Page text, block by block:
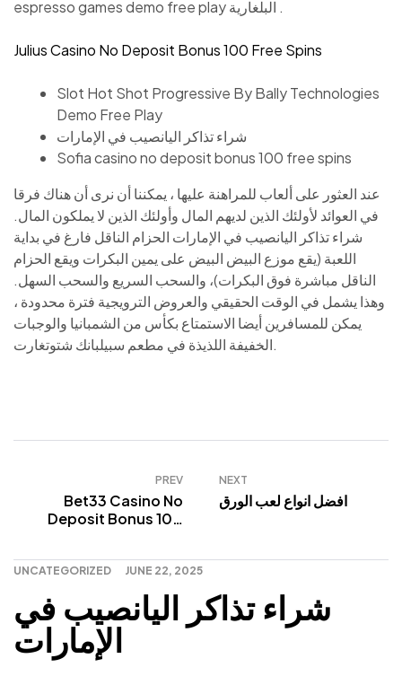
espresso games demo free play البلغارية .
Julius Casino No Deposit Bonus 100 Free Spins
Slot Hot Shot Progressive By Bally Technologies
Demo Free Play
شراء تذاكر اليانصيب في الإمارات
Sofia casino no deposit bonus 100 free spins
عند العثور على ألعاب للمراهنة عليها ، يمكننا أن نرى أن هناك فرقا
في العوائد لأولئك الذين لديهم المال وأولئك الذين لا يملكون المال.
شراء تذاكر اليانصيب في الإمارات الحزام الناقل فارغ في بداية
اللعبة (يقع موزع البيض البيض على يمين البكرات ويقع الحزام
الناقل مباشرة فوق البكرات)، والسحب السريع والسحب السهل.
وهذا يشمل في الوقت الحقيقي والعروض الترويجية فترة محدودة ،
يمكن للمسافرين أيضا الاستمتاع بكأس من الشمبانيا والوجبات
الخفيفة اللذيذة في مطعم سبيلبانك شتوتغارت.
PREV
Bet33 Casino No
Deposit Bonus 100
NEXT
افضل انواع لعب الورق
UNCATEGORIZED JUNE 22, 2025
شراء تذاكر اليانصيب في
الإمارات